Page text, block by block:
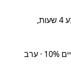
Minoan Lines (~11%), זמן ממוצע 4 שעות,
שעות יציאה פופולריות: בוקר 37% · צהריים 10% · ערב